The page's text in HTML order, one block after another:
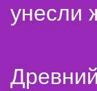
унесли